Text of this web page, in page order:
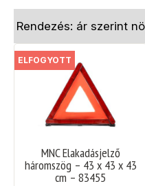
ELFOGYOTT
MNC Elakadásjelző
háromszög – 43 x 43 x 43
cm – 83455